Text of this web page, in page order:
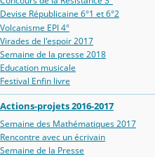
Devise Républicaine 6°1 et 6°2
Volcanisme EPI 4°
Virades de l'espoir 2017
Semaine de la presse 2018
Education musicale
Festival Enfin livre
Actions-projets 2016-2017
Semaine des Mathématiques 2017
Rencontre avec un écrivain
Semaine de la Presse